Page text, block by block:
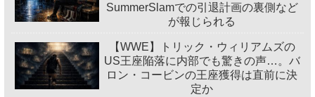
SummerSlamでの引退計画の裏側など
が報じられる
【WWE】トリック・ウィリアムズの
US王座陥落に内部でも驚きの声…。バ
ロン・コービンの王座獲得は直前に決
定か